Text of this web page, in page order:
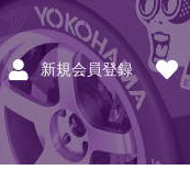
新規会員登録